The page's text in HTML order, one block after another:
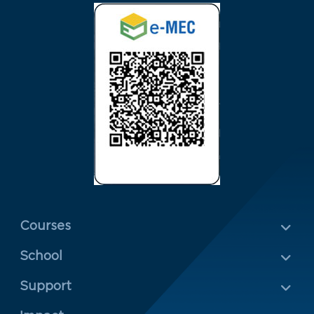
Menu Rodapé 1
Courses
School
Rodapé 2
Support